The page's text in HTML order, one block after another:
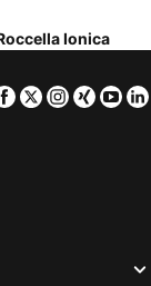
Hotels
Kalabrien Hotels
Ionica
Facebook
TwitterXing